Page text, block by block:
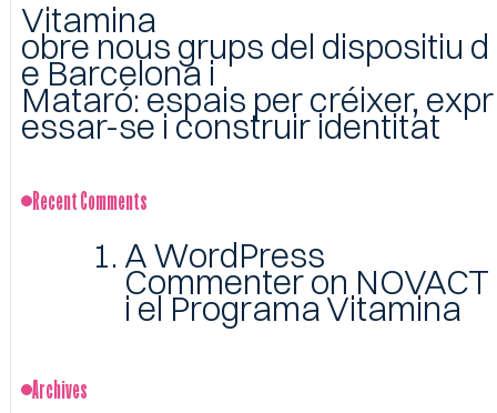
Vitamina
obre nous grups del dispositiu d
e Barcelona i
Mataró: espais per créixer, expr
essar-se i construir identitat
Recent Comments
A WordPress
Commenteron NOVACT
i el Programa Vitamina
Archives